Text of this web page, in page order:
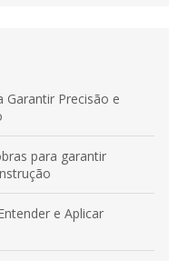
Garantir Precisão e
para Garantir a
Garantir Precisão e
para garantir
e Aplicar